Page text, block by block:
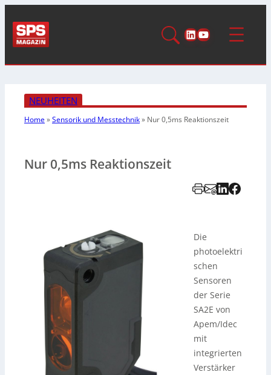
LinkedIn
YouTube
NEUHEITEN
Home»Sensorik und Messtechnik» Nur 0,5ms Reaktionszeit
Nur 0,5ms Reaktionszeit
Die
photoelektri
schen
Sensoren
der Serie
SA2E von
Apem/Idec
mit
integrierten
Verstärker